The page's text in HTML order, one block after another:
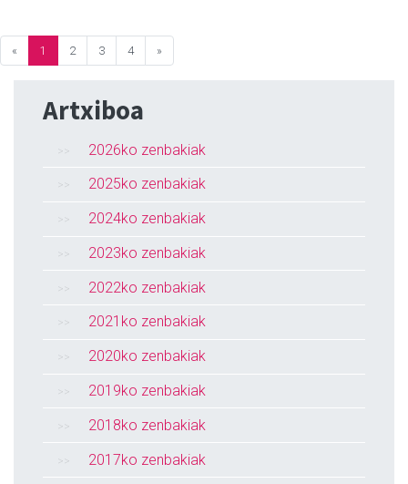
« 1 2 3 4 »
Artxiboa
2026ko zenbakiak
2025ko zenbakiak
2024ko zenbakiak
2023ko zenbakiak
2022ko zenbakiak
2021ko zenbakiak
2020ko zenbakiak
2019ko zenbakiak
2018ko zenbakiak
2017ko zenbakiak